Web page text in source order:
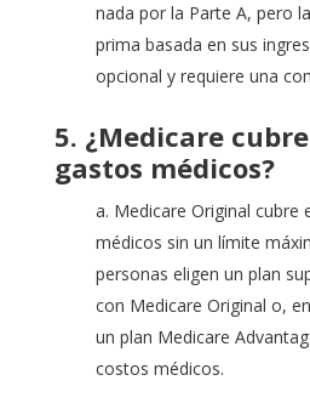
nada por la Parte A, pero
prima basada en sus
opcional y requiere una
5. ¿Medicare
gastos médicos?
a. Medicare Original cubre
médicos sin un límite
personas eligen un plan
con Medicare Original o,
un plan Medicare
costos médicos.